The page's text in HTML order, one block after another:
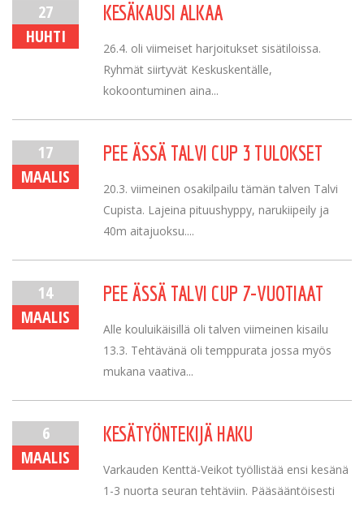
27
HUHTI
KESÄKAUSI ALKAA
26.4. oli viimeiset harjoitukset sisätiloissa.
Ryhmät siirtyvät Keskuskentälle,
kokoontuminen aina...
17
MAALIS
PEE ÄSSÄ TALVI CUP 3 TULOKSET
20.3. viimeinen osakilpailu tämän talven Talvi
Cupista. Lajeina pituushyppy, narukiipeily ja
40m aitajuoksu....
14
MAALIS
PEE ÄSSÄ TALVI CUP 7-VUOTIAAT
Alle kouluikäisillä oli talven viimeinen kisailu
13.3. Tehtävänä oli temppurata jossa myös
mukana vaativa...
6
MAALIS
KESÄTYÖNTEKIJÄ HAKU
Varkauden Kenttä-Veikot työllistää ensi kesänä
1-3 nuorta seuran tehtäviin. Pääsääntöisesti